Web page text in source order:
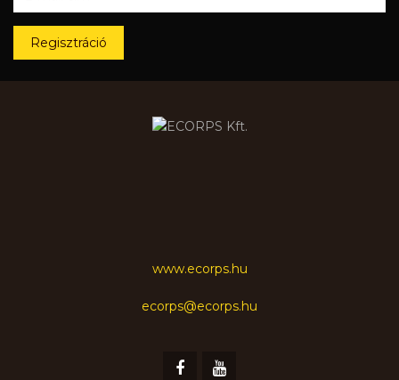
Regisztráció
www.ecorps.hu
ecorps@ecorps.hu